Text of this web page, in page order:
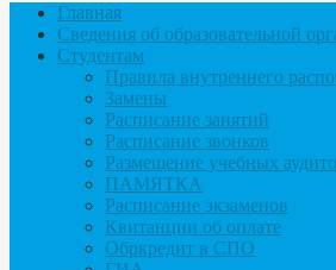
Главная
Сведения об образовательной
Студентам
Правила внутреннего
Замены
Расписание занятий
Расписание звонков
Размещение учебных
ПАМЯТКА
Расписание экзаменов
Квитанции об оплате
Обркредит в СПО